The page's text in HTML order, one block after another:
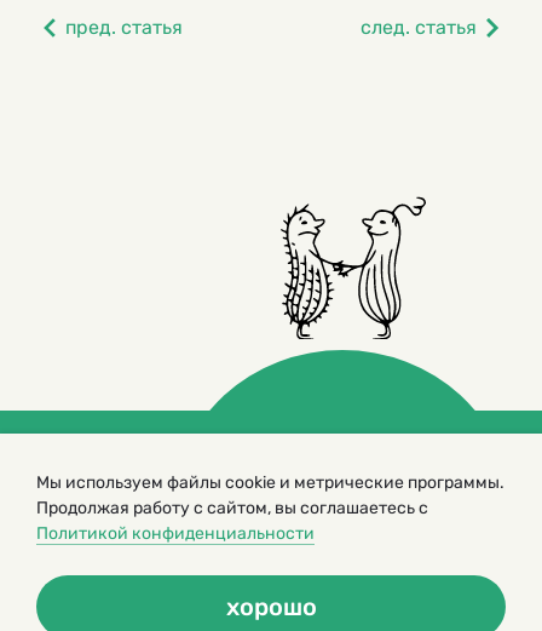
пред. статья след. статья
© 2000 – 2026. Кукумбер. Литературный иллюстрированный
журнал для детей
Копирование материалов возможно только с разрешения редакторов
сайта
Мы используем файлы cookie и метрические программы.
Продолжая работу с сайтом, вы соглашаетесь с
Политикой конфиденциальности
хорошо